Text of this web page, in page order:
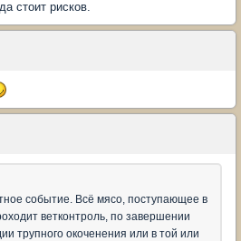
стоит рисков.
событие. Всё мясо, поступающее в
ветконтроль, по завершении
трупного окоченения или в той или